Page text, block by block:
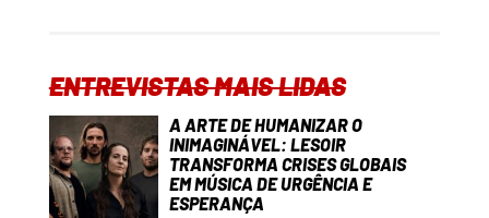
ENTREVISTAS MAIS LIDAS
A ARTE DE HUMANIZAR O
INIMAGINÁVEL: LESOIR
TRANSFORMA CRISES GLOBAIS
EM MÚSICA DE URGÊNCIA E
ESPERANÇA